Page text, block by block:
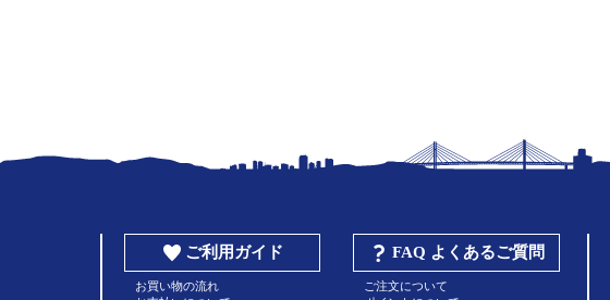
ご利用ガイド
お買い物の流れ
FAQ よくあるご質問
ご注文について